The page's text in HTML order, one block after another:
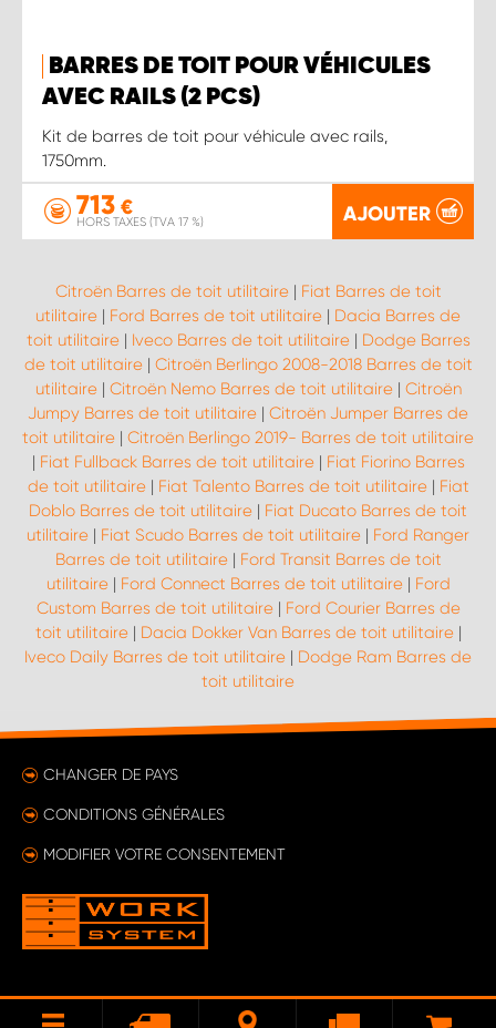
BARRES DE TOIT POUR VÉHICULES
AVEC RAILS (2 PCS)
Kit de barres de toit pour véhicule avec rails,
1750mm.
713 €
HORS TAXES (TVA 17 %) AJOUTER
Citroën Barres de toit utilitaire| Fiat Barres de toit
utilitaire | Ford Barres de toit utilitaire | Dacia Barres de
toit utilitaire| Iveco Barres de toit utilitaire| Dodge Barres
de toit utilitaire| Citroën Berlingo 2008-2018 Barres de toit
utilitaire| Citroën Nemo Barres de toit utilitaire| Citroën
Jumpy Barres de toit utilitaire | Citroën Jumper Barres de
toit utilitaire | Citroën Berlingo 2019- Barres de toit utilitaire
| Fiat Fullback Barres de toit utilitaire| Fiat Fiorino Barres
de toit utilitaire| Fiat Talento Barres de toit utilitaire| Fiat
Doblo Barres de toit utilitaire | Fiat Ducato Barres de toit
utilitaire | Fiat Scudo Barres de toit utilitaire | Ford Ranger
Barres de toit utilitaire| Ford Transit Barres de toit
utilitaire| Ford Connect Barres de toit utilitaire| Ford
Custom Barres de toit utilitaire| Ford Courier Barres de
toit utilitaire| Dacia Dokker Van Barres de toit utilitaire|
Iveco Daily Barres de toit utilitaire | Dodge Ram Barres de
toit utilitaire
CHANGER DE PAYS
CONDITIONS GÉNÉRALES
MODIFIER VOTRE CONSENTEMENT